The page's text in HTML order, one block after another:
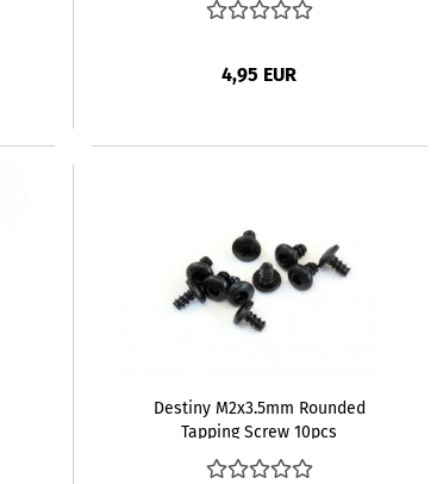
4,95 EUR
Destiny M2x3.5mm Rounded
Tapping Screw 10pcs